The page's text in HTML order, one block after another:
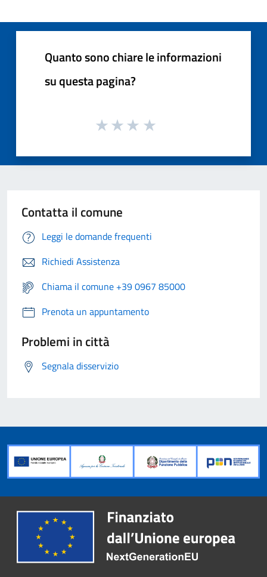
Quanto sono chiare le informazioni
su questa pagina?
Contatta il comune
Leggi le domande frequenti
Richiedi Assistenza
Chiama il comune +39 0967 85000
Prenota un appuntamento
Problemi in città
Segnala disservizio